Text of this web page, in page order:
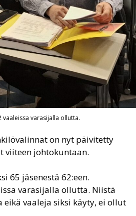
varasijalla ollutta.
on nyt päivitetty
viiteen johtokuntaan.
65 jäsenestä 62:een.
varasijalla ollutta. Niistä
vaaleja siksi käyty, ei ollut